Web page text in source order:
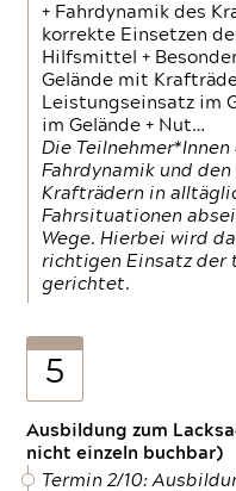
+ Fahrdynamik des
korrekte Einsetzen
Hilfsmittel +
Gelände mit
Leistungseinsatz im
im Gelände + Nut…
Die
Fahrdynamik und
Krafträdern in
Fahrsituationen
Wege. Hierbei wird
richtigen Einsatz der
gerichtet.
5
Ausbildung zum
nicht einzeln buchbar)
Termin 2/10: